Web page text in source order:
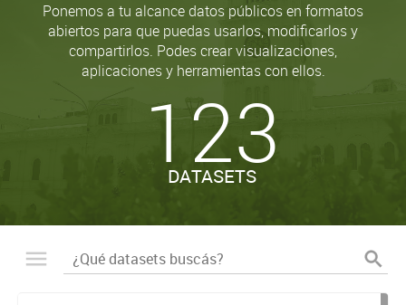
Ponemos a tu alcance datos públicos en formatos
abiertos para que puedas usarlos, modificarlos y
compartirlos. Podes crear visualizaciones,
aplicaciones y herramientas con ellos.
123
DATASETS